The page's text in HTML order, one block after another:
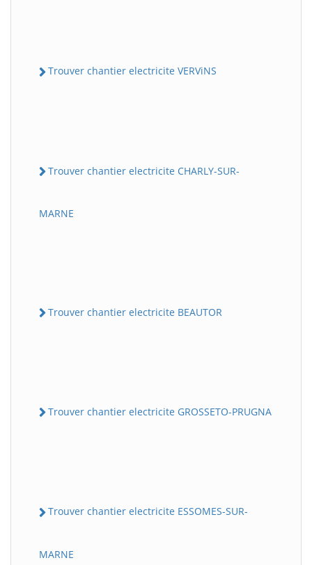
Trouver chantier electricite VERViNS
Trouver chantier electricite CHARLY-SUR-
MARNE
Trouver chantier electricite BEAUTOR
Trouver chantier electricite GROSSETO-PRUGNA
Trouver chantier electricite ESSOMES-SUR-
MARNE